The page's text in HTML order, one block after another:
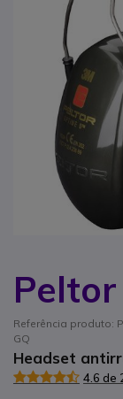
Referência produto:
GQ
Headset
4.6 de
Saltar para o